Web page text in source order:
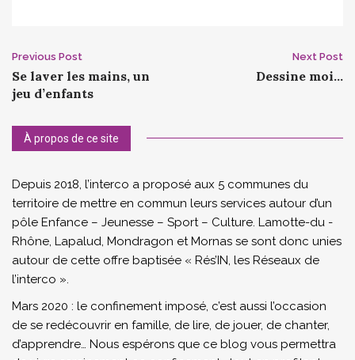
Post
navigation
Previous Post
Se laver les mains, un
jeu d’enfants
Next Post
Dessine moi…
À propos de ce site
Depuis 2018, l’interco a proposé aux 5 communes du
territoire de mettre en commun leurs services autour d’un
pôle Enfance – Jeunesse – Sport – Culture. Lamotte-du -
Rhône, Lapalud, Mondragon et Mornas se sont donc unies
autour de cette offre baptisée « Rés’IN, les Réseaux de
l’interco ».
Mars 2020 : le confinement imposé, c’est aussi l’occasion
de se redécouvrir en famille, de lire, de jouer, de chanter,
d’apprendre… Nous espérons que ce blog vous permettra